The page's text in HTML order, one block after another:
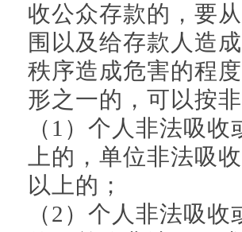
收公众存款的，要
围以及给存款人造
秩序造成危害的程
形之一的，可以按
（1）个人非法吸
上的，单位非法吸
以上的；
（2）个人非法吸